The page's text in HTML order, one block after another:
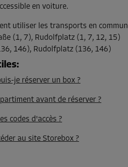
en voiture.
utiliser les transports en commun
(1, 7), Rudolfplatz (1, 7, 12, 15)
146), Rudolfplatz (136, 146)
:
je réserver un box ?
avant de réserver ?
codes d'accès ?
au site Storebox ?